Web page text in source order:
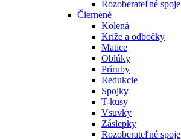
Rozoberateľné spoje
Čiernené
Kolená
Kríže a odbočky
Matice
Oblúky
Príruby
Redukcie
Spojky
T-kusy
Vsuvky
Záslepky
Rozoberateľné spoje